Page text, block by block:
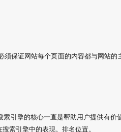
保证网站每个页面的内容都与网站
引擎的核心一直是帮助用户提供有
索引擎中的表现。排名位置。